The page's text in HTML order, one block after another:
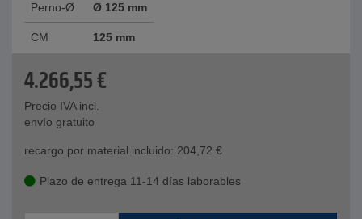
Perno-Ø Ø 125 mm
CM 125 mm
4.266,55€
Precio IVA incl.
envío gratuito
recargo por material incluido: 204,72 €
Plazo de entrega 11-14 días laborables